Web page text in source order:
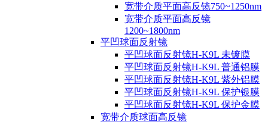
宽带介质平面高反镜750~1250nm
宽带介质平面高反镜
1200~1800nm
平凹球面反射镜
平凹球面反射镜H-K9L 未镀膜
平凹球面反射镜H-K9L 普通铝膜
平凹球面反射镜H-K9L 紫外铝膜
平凹球面反射镜H-K9L 保护银膜
平凹球面反射镜H-K9L 保护金膜
宽带介质球面高反镜